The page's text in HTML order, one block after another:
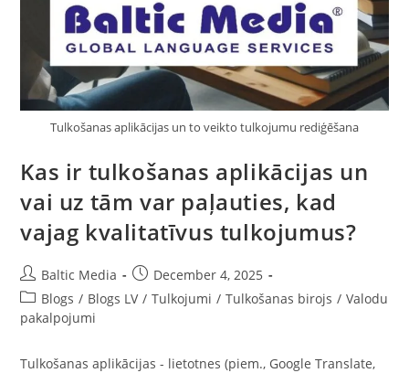
Tulkošanas aplikācijas un to veikto tulkojumu rediģēšana
Kas ir tulkošanas aplikācijas un
vai uz tām var paļauties, kad
vajag kvalitatīvus tulkojumus?
Post
author:
Baltic Media
Post
published:
December 4, 2025
Post
category:
Blogs / Blogs LV / Tulkojumi / Tulkošanas birojs / Valodu
pakalpojumi
Tulkošanas aplikācijas - lietotnes (piem., Google Translate,